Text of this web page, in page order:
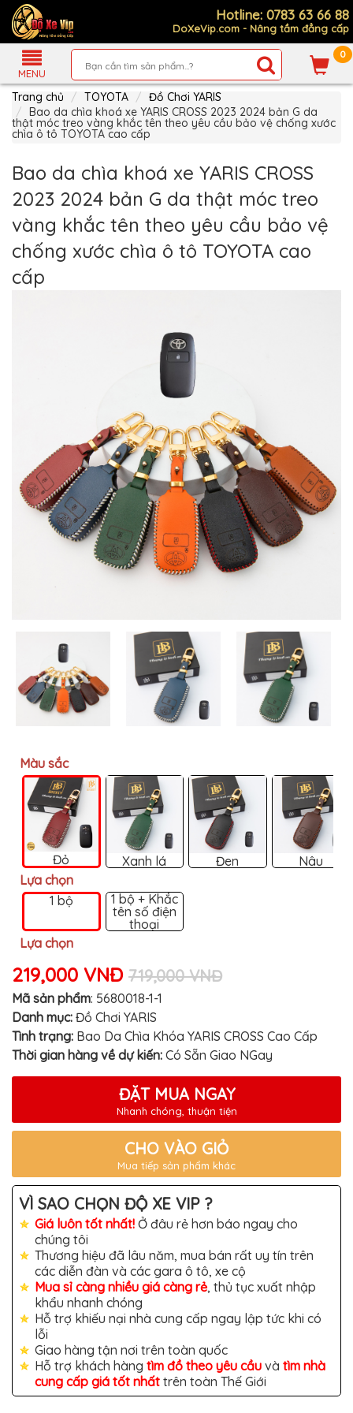
Hotline: 0783 63 66 88
DoXeVip.com - Nâng tầm đẳng cấp
MENU
0
Giới
Thiệu
Sản
Phẩm
Hướng
Hàng
Chính
Sách
Thanh
Toán
Tin
Xe
Mới
HONDA
MAZDA
SUBARU
CHEVROLET
HYUNDAI
FORD
MITSUBISHI
VOLVO
SUZUKI
PORSCHE
LEXUS
MG
AUDI
MINI
COOPER
PEUGEOT
VINFAST
ĐỒ
CHƠI
Ô
TÔ
HƠI
ĐỒ
CHƠI
XE
HƠI
CAO
CẤP
ĐỒ
CHƠI
XE
MÁY
DÁN
DECAL
Ô
TÔ
ISUZU
Trang chủ TOYOTA
Đồ Chơi YARIS
Bao da chìa khoá xe YARIS CROSS 2023 2024 bản G da
thật móc treo vàng khắc tên theo yêu cầu bảo vệ chống xước
chìa ô tô TOYOTA cao cấp
Bao da chìa khoá xe YARIS CROSS
2023 2024 bản G da thật móc treo
vàng khắc tên theo yêu cầu bảo vệ
chống xước chìa ô tô TOYOTA cao
cấp
Màu sắc
Đỏ Xanh lá Đen
Nâu
Lựa chọn
1 bộ
1 bộ + Khắc
tên số điện
thoại
Lựa chọn
219,000 VNĐ 719,000 VNĐ
Mã sản phẩm: 5680018-1-1
Danh mục: Đồ Chơi YARIS
Tình trạng: Bao Da Chìa Khóa YARIS CROSS Cao Cấp
Thời gian hàng về dự kiến: Có Sẵn Giao NGay
ĐẶT MUA NGAY
Nhanh chóng, thuận tiện
CHO VÀO GIỎ
Mua tiếp sản phẩm khác
VÌ SAO CHỌN ĐỘ XE VIP ?
Giá luôn tốt nhất! Ở đâu rẻ hơn báo ngay cho
chúng tôi
Thương hiệu đã lâu năm, mua bán rất uy tín trên
các diễn đàn và các gara ô tô, xe cộ
Mua sỉ càng nhiều giá càng rẻ, thủ tục xuất nhập
khẩu nhanh chóng
Hỗ trợ khiếu nại nhà cung cấp ngay lập tức khi có
lỗi
Giao hàng tận nơi trên toàn quốc
Hỗ trợ khách hàng tìm đồ theo yêu cầu và tìm nhà
cung cấp giá tốt nhất trên toàn Thế Giới